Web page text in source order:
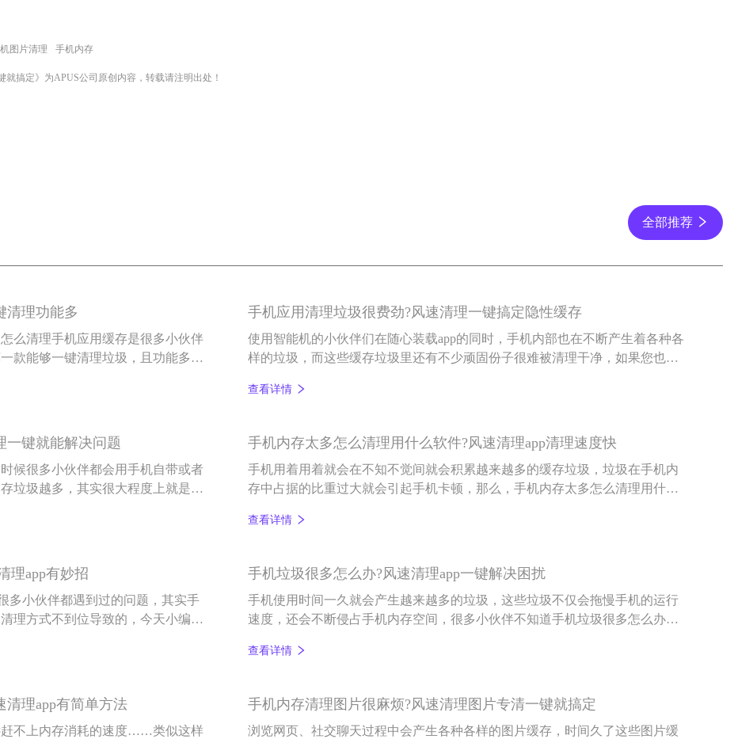
图片清理 手机内存
搞定》为APUS公司原创内容，转载请注明出处！
全部推荐
清理功能多
么清理手机应用缓存是很多小伙伴
款能够一键清理垃圾，且功能多样
手机应用清理垃圾很费劲?风速清理一键搞定隐性缓存
使用智能机的小伙伴们在随心装载app的同时，手机内部也在不断产生着各种各
样的垃圾，而这些缓存垃圾里还有不少顽固份子很难被清理干净，如果您也觉
查看详情
一键就能解决问题
候很多小伙伴都会用手机自带或者
垃圾越多，其实很大程度上就是没
手机内存太多怎么清理用什么软件?风速清理app清理速度快
手机用着用着就会在不知不觉间就会积累越来越多的缓存垃圾，垃圾在手机内
存中占据的比重过大就会引起手机卡顿，那么，手机内存太多怎么清理用什么
查看详情
理app有妙招
多小伙伴都遇到过的问题，其实手
理方式不到位导致的，今天小编就
手机垃圾很多怎么办?风速清理app一键解决困扰
手机使用时间一久就会产生越来越多的垃圾，这些垃圾不仅会拖慢手机的运行
速度，还会不断侵占手机内存空间，很多小伙伴不知道手机垃圾很多怎么办，
理。
查看详情
理app有简单方法
赶不上内存消耗的速度……类似这样
手机内存清理图片很麻烦?风速清理图片专清一键就搞定
浏览网页、社交聊天过程中会产生各种各样的图片缓存，时间久了这些图片缓